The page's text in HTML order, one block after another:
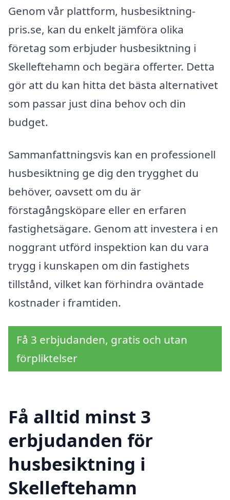
Genom vår plattform, husbesiktning-
pris.se, kan du enkelt jämföra olika
företag som erbjuder husbesiktning i
Skelleftehamn och begära offerter. Detta
gör att du kan hitta det bästa alternativet
som passar just dina behov och din
budget.
Sammanfattningsvis kan en professionell
husbesiktning ge dig den trygghet du
behöver, oavsett om du är
förstagångsköpare eller en erfaren
fastighetsägare. Genom att investera i en
noggrant utförd inspektion kan du vara
trygg i kunskapen om din fastighets
tillstånd, vilket kan förhindra oväntade
kostnader i framtiden.
Få 3 erbjudanden, gratis och utan
förpliktelser
Få alltid minst 3
erbjudanden för
husbesiktning i
Skelleftehamn